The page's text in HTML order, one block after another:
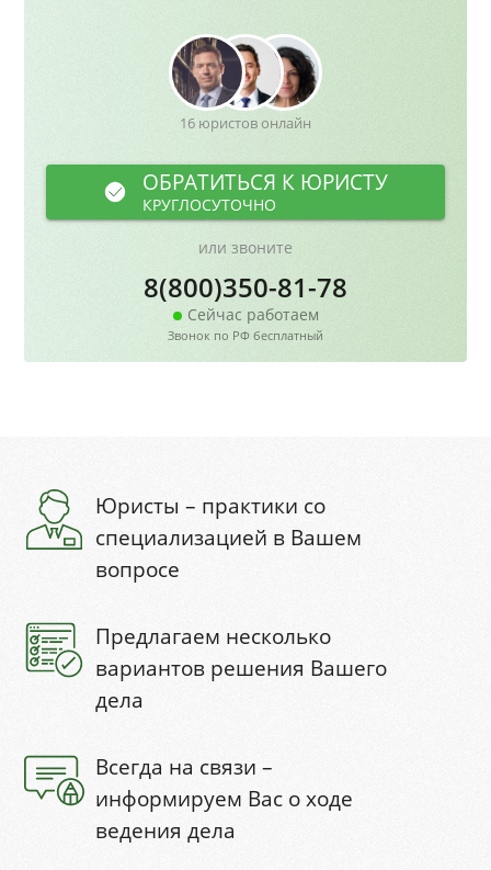
16 юристов онлайн
ОБРАТИТЬСЯ К ЮРИСТУ
КРУГЛОСУТОЧНО
или звоните
8(800)350-81-78
Сейчас работаем
Звонок по РФ бесплатный
Юристы – практики со
специализацией в Вашем
вопросе
Предлагаем несколько
вариантов решения Вашего
дела
Всегда на связи –
информируем Вас о ходе
ведения дела